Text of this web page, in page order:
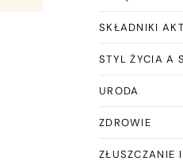
SKŁADNIKI
STYL ŻYCIA A
URODA
ZDROWIE
ZŁUSZCZANIE